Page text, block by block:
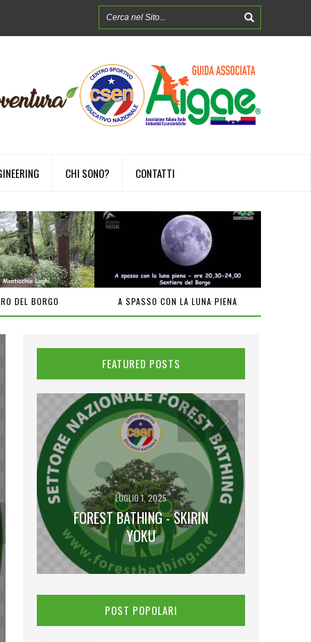
CHI SONO? CONTATTI
DEL BORGO A SPASSO CON LA LUNA PIENA
FEATURED POSTS
LUGLIO 1, 2025
FOREST BATHING - SKIRIN
YOKU
POST POPOLARI